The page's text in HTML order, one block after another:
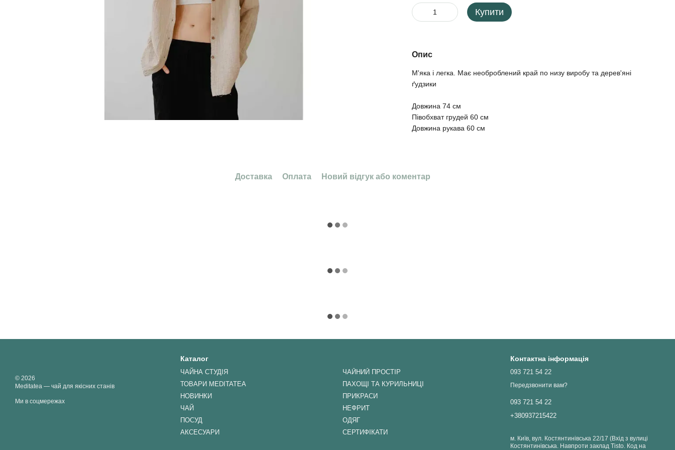
Купити
Опис
М'яка і легка. Має необроблений край по низу виробу та дерев'яні
ґудзики
Довжина 74 см
Півобхват грудей 60 см
Довжина рукава 60 см
Доставка Оплата Новий відгук або коментар
© 2026
Meditatea — чай для якісних станів
Ми в соцмережах
Каталог
ЧАЙНА СТУДІЯ
ТОВАРИ MEDITATEA
НОВИНКИ
ЧАЙ
ПОСУД
АКСЕСУАРИ
ЧАЙНИЙ ПРОСТІР
ПАХОЩІ ТА КУРИЛЬНИЦІ
ПРИКРАСИ
НЕФРИТ
ОДЯГ
СЕРТИФІКАТИ
Контактна інформація
093 721 54 22
Передзвонити вам?
093 721 54 22
+380937215422
м. Київ, вул. Костянтинівська 22/17 (Вхід з вулиці
Костянтинівська. Навпроти заклад Tisto. Код на